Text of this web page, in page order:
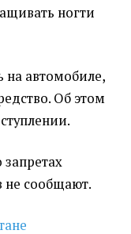
ногти
на автомобиле,
Об этом
не сообщают.